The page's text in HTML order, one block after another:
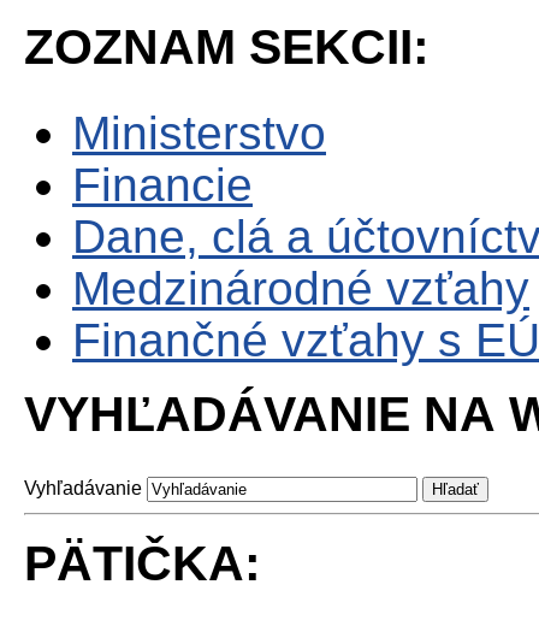
ZOZNAM SEKCII:
Ministerstvo
Financie
Dane, clá a
Medzinárodné vzťahy
Finančné vzťahy s EÚ
VYHĽADÁVANIE NA
Vyhľadávanie
PÄTIČKA: